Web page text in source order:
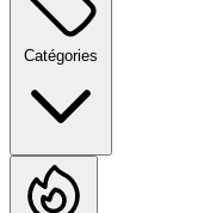
Catégories